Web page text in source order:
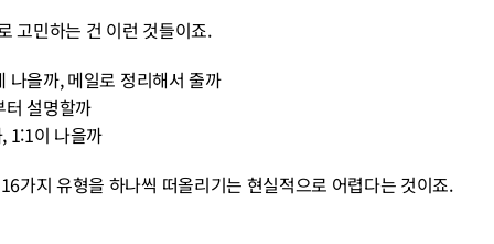
고민하는 건 이런 것들이죠.
나을까, 메일로 정리해서 줄까
터 설명할까
1:1이 나을까
가지 유형을 하나씩 떠올리기는 현실적으로 어렵다는 것이죠.